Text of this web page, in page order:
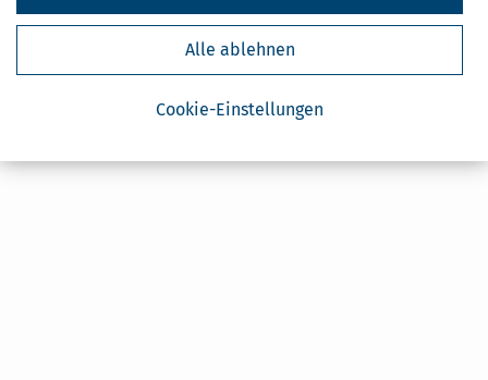
Cookie-Einstellungen
Alle ablehnen